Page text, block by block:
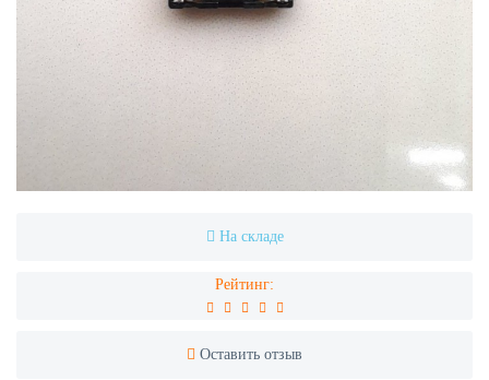
На складе
Рейтинг:
Оставить отзыв